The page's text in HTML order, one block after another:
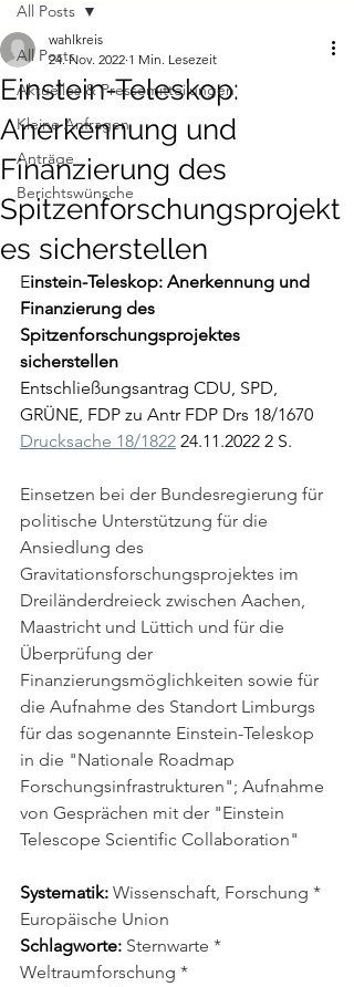
All Posts
Aktuelles & Pressemitteilungen
Kleine Anfragen
Anträge
Berichtswünsche
All Posts
Einstein-Teleskop:
Anerkennung und
Finanzierung des
Spitzenforschungsprojekt
es sicherstellen
wahlkreis
24. Nov. 2022 1 Min. Lesezeit
Einstein-Teleskop: Anerkennung und
Finanzierung des
Spitzenforschungsprojektes
sicherstellen
Entschließungsantrag CDU, SPD,
GRÜNE, FDP zu Antr FDP Drs 18/1670
Drucksache 18/1822 24.11.2022 2 S.
Einsetzen bei der Bundesregierung für
politische Unterstützung für die
Ansiedlung des
Gravitationsforschungsprojektes im
Dreiländerdreieck zwischen Aachen,
Maastricht und Lüttich und für die
Überprüfung der
Finanzierungsmöglichkeiten sowie für
die Aufnahme des Standort Limburgs
für das sogenannte Einstein-Teleskop
in die "Nationale Roadmap
Forschungsinfrastrukturen"; Aufnahme
von Gesprächen mit der "Einstein
Telescope Scientific Collaboration"
Systematik: Wissenschaft, Forschung *
Europäische Union
Schlagworte: Sternwarte *
Weltraumforschung *